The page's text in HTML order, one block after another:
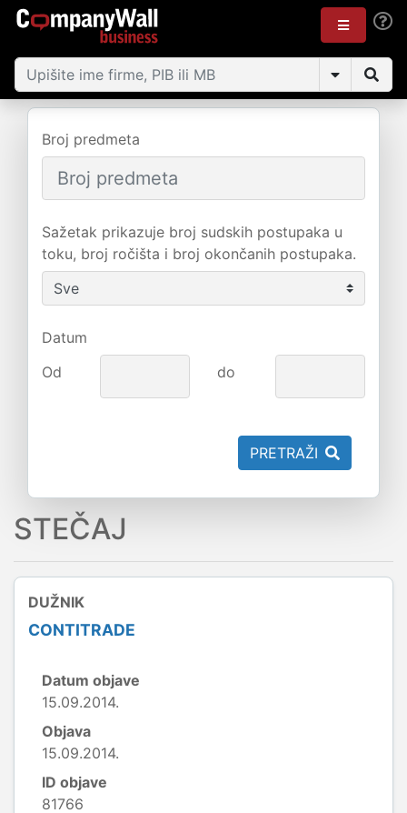
Broj predmeta
Sažetak prikazuje broj sudskih postupaka u
toku, broj ročišta i broj okončanih postupaka.
Datum
Od
do
PRETRAŽI
STEČAJ
DUŽNIK
CONTITRADE
Datum objave
15.09.2014.
Objava
15.09.2014.
ID objave
81766